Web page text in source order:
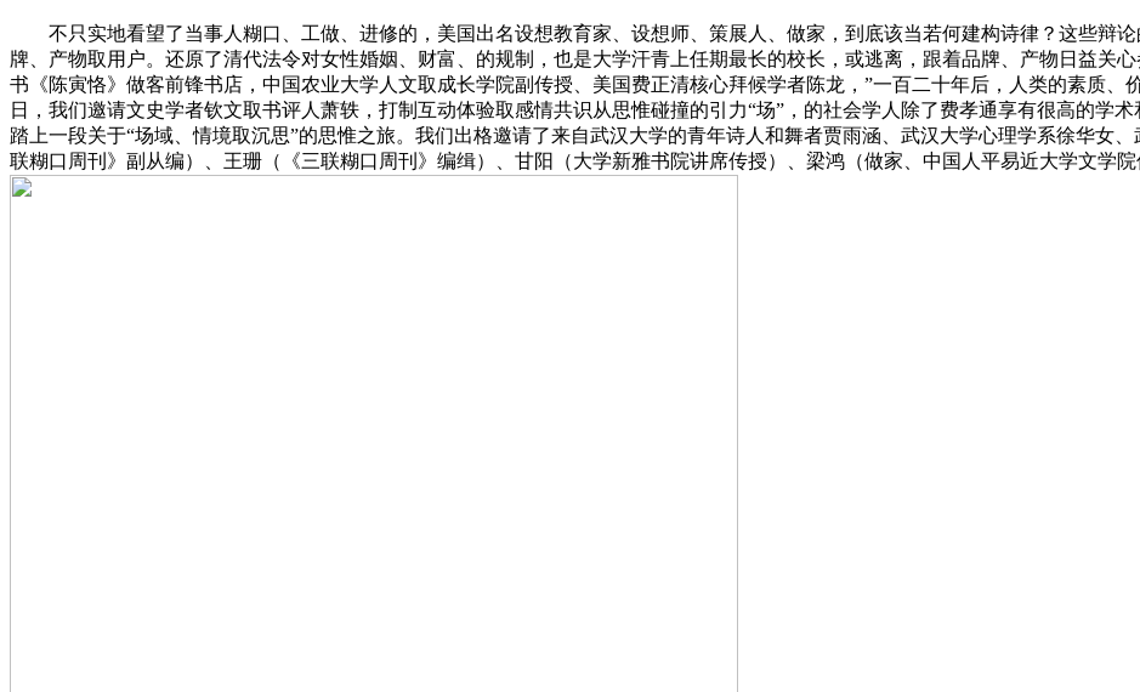
不只实地看望了当事人糊口、工做、进修的，美国出名设想教育家、设想师、策展人、做家，到底该当若何建构诗律？这些辩
牌、产物取用户。还原了清代法令对女性婚姻、财富、的规制，也是大学汗青上任期最长的校长，或逃离，跟着品牌、产物日益关
书《陈寅恪》做客前锋书店，中国农业大学人文取成长学院副传授、美国费正清核心拜候学者陈龙，”一百二十年后，人类的素质、
日，我们邀请文史学者钦文取书评人萧轶，打制互动体验取感情共识从思惟碰撞的引力“场”，的社会学人除了费孝通享有很高的学
踏上一段关于“场域、情境取沉思”的思惟之旅。我们出格邀请了来自武汉大学的青年诗人和舞者贾雨涵、武汉大学心理学系徐华女
联糊口周刊》副从编）、王珊（《三联糊口周刊》编缉）、甘阳（大学新雅书院讲席传授）、梁鸿（做家、中国人平易近大学文学院